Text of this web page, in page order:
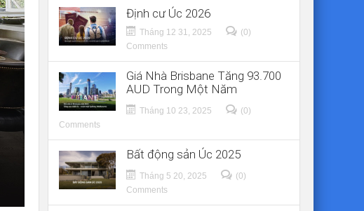
Định cư Úc 2026
Tháng 12 31, 2025
(0)
Comments
Giá Nhà Brisbane Tăng 93.700
AUD Trong Một Năm
Tháng 10 23, 2025
(0)
Comments
Bất động sản Úc 2025
Tháng 5 20, 2025
(0)
Comments